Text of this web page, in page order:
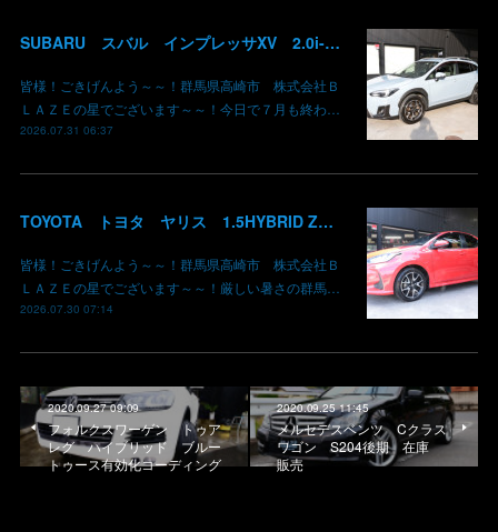
SUBARU スバル インプレッサXV 2.0i-L EyeSight AWD 御納車 GT7 群馬県高崎市 株式会社BLAZE
皆様！ごきげんよう～～！群馬県高崎市 株式会社Ｂ
ＬＡＺＥの星でございます～～！今日で７月も終わ…
2026.07.31 06:37
TOYOTA トヨタ ヤリス 1.5HYBRID Z 御納車 MXPH10 コーラルクリスタルシャイン 3U7 群馬県高崎市 株式会社BLAZE
皆様！ごきげんよう～～！群馬県高崎市 株式会社Ｂ
ＬＡＺＥの星でございます～～！厳しい暑さの群馬…
2026.07.30 07:14
2020.09.27 09:09
フォルクスワーゲン トゥア
レグ ハイブリッド ブルー
トゥース有効化コーディング
2020.09.25 11:45
メルセデスベンツ Cクラス
ワゴン S204後期 在庫
販売